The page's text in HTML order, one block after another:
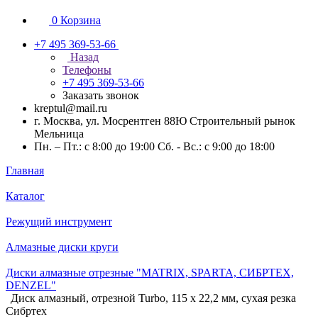
0 Корзина
+7 495 369-53-66
Назад
Телефоны
+7 495 369-53-66
Заказать звонок
kreptul@mail.ru
г. Москва, ул. Мосрентген 88Ю Строительный рынок
Мельница
Пн. – Пт.: с 8:00 до 19:00 Сб. - Вс.: с 9:00 до 18:00
Главная
Каталог
Режущий инструмент
Алмазные диски круги
Диски алмазные отрезные "MATRIX, SPARTA, СИБРТЕХ,
DENZEL"
Диск алмазный, отрезной Turbo, 115 х 22,2 мм, сухая резка
Сибртех